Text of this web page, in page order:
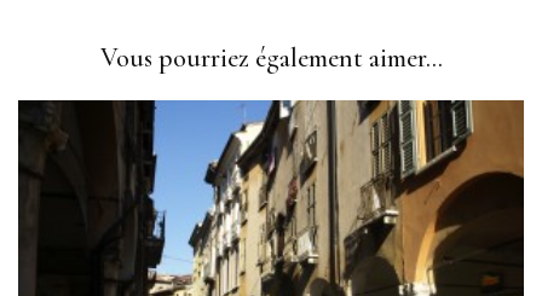
Vous pourriez également aimer...